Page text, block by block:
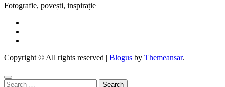
Fotografie, povești, inspirație
Copyright © All rights reserved | Blogus by Themeansar.
Search